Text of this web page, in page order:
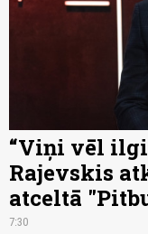
“Viņi vēl
Rajevskis
atceltā
7:30